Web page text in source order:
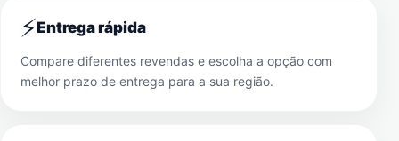
⚡Entrega rápida
Compare diferentes revendas e escolha a opção com
melhor prazo de entrega para a sua região.